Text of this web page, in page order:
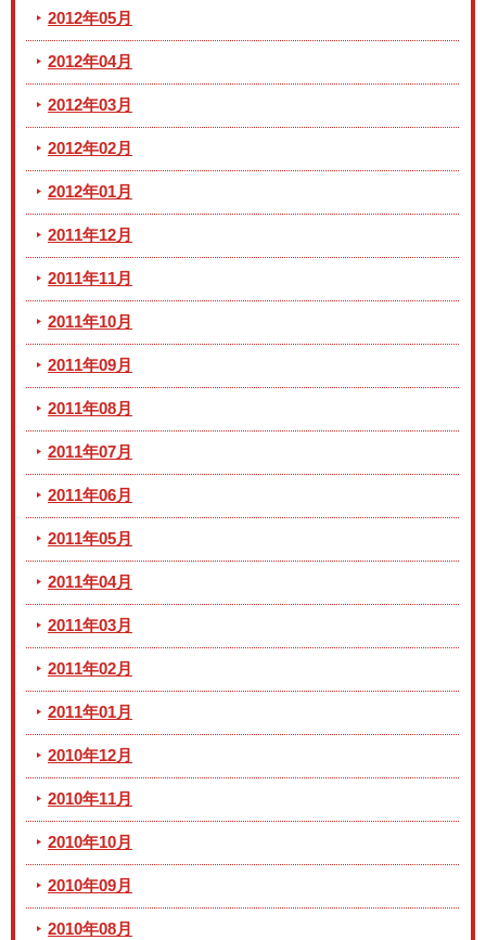
2012年05月
2012年04月
2012年03月
2012年02月
2012年01月
2011年12月
2011年11月
2011年10月
2011年09月
2011年08月
2011年07月
2011年06月
2011年05月
2011年04月
2011年03月
2011年02月
2011年01月
2010年12月
2010年11月
2010年10月
2010年09月
2010年08月